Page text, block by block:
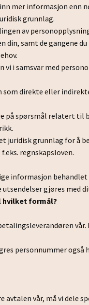
mer informasjon enn
grunnlag.
av
din, samt de gangene
vi i samsvar med
direkte eller
på spørsmål relatert
juridisk grunnlag for å
regnskapsloven.
informasjon
gjøres med
hvilket formål?
personnummer
vår, må vi dele